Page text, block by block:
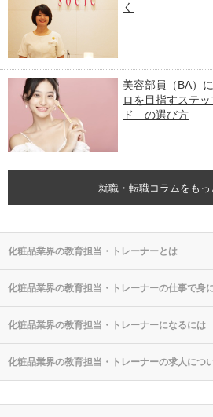
く
美容部員（BA）
ロを目指すステ
ド」の選び方
就職・転職コラムをもっ
化粧品業界の教育担当・トレーナーとは
化粧品業界の教育担当・トレーナーの仕事で身
化粧品業界の教育担当・トレーナーになるには
化粧品業界の教育担当・トレーナーの求人につ